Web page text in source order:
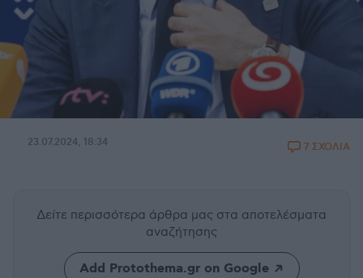
23.07.2024, 18:34 7 ΣΧΟΛΙΑ
Δείτε περισσότερα άρθρα μας στα αποτελέσματα
αναζήτησης
Add Protothema.gr on Google